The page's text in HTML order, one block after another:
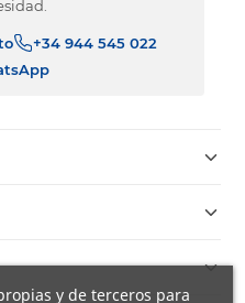
+34 944 545 022
mediante agencia TSB.
y de terceros para